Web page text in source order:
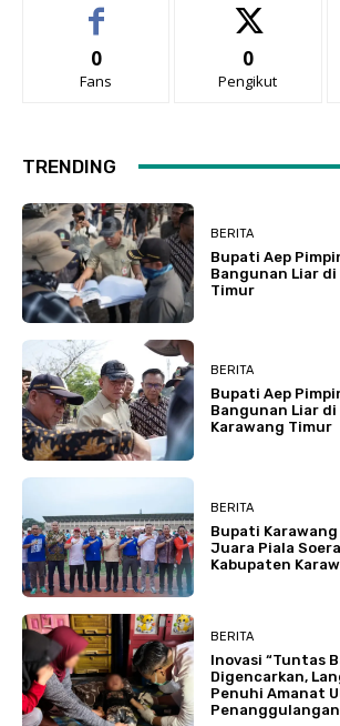
0
Fans
0
Pengikut
TRENDING
BERITA
Bupati Aep
Bangunan Liar di
Timur
BERITA
Bupati Aep
Bangunan Liar di
Karawang Timur
BERITA
Bupati
Juara Piala
Kabupaten
BERITA
Inovasi “Tuntas
Digencarkan,
Penuhi Amanat
Penanggulangan